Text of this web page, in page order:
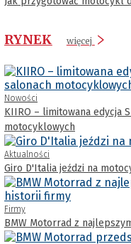
RYNEK więcej
Nowości
KIIRO – limitowana edycja
motocyklowych
Aktualności
Giro D'Italia jeździ na
Firmy
BMW Motorrad z